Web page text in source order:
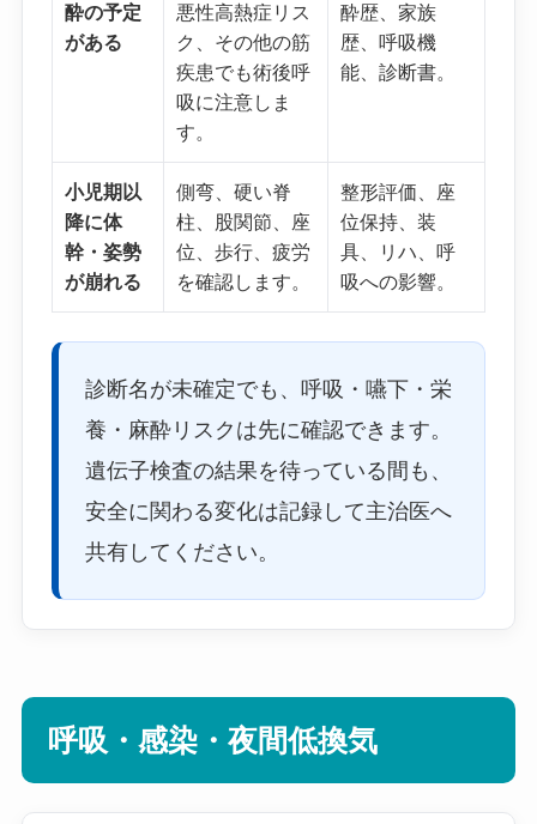
酔の予定
がある
悪性高熱症リス
ク、その他の筋
疾患でも術後呼
吸に注意しま
す。
酔歴、家族
歴、呼吸機
能、診断書。
小児期以
降に体
幹・姿勢
が崩れる
側弯、硬い脊
柱、股関節、座
位、歩行、疲労
を確認します。
整形評価、座
位保持、装
具、リハ、呼
吸への影響。
診断名が未確定でも、呼吸・嚥下・栄
養・麻酔リスクは先に確認できます。
遺伝子検査の結果を待っている間も、
安全に関わる変化は記録して主治医へ
共有してください。
呼吸・感染・夜間低換気